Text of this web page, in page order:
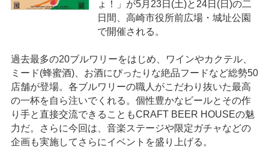
ょ！」が5月23日(土)と24日(日)の二
日間、高崎市役所前広場・城址公園
で開催される。
過去最多の20ブルワリーをはじめ、ワインやカクテル、
ミード(蜂蜜酒)、お酒にぴったりな絶品フードなど総勢50
店舗が登場。各ブルワリーの職人がこだわり抜いた最高
の一杯を自ら注いでくれる。個性豊かなビールとその作
り手と直接交流できることもCRAFT BEER HOUSEの魅
力だ。さらに今回は、音楽ステージや限定ガチャなどの
企画も実施してさらにイベントを盛り上げる。